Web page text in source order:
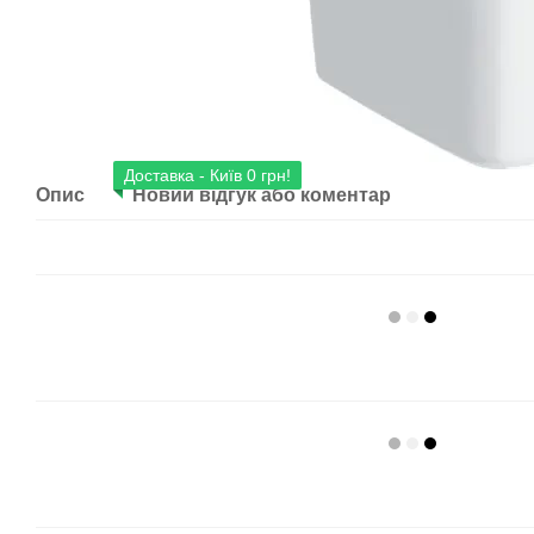
Доставка - Київ 0 грн!
Опис Новий відгук або коментар